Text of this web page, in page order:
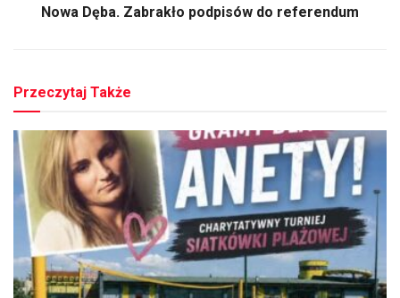
Nowa Dęba. Zabrakło podpisów do referendum
Przeczytaj Także